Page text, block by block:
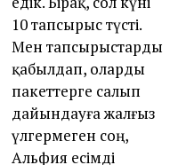
10 тапсырыс түсті.
Мен тапсырыстарды
қабылдап, оларды
пакеттерге салып
дайындауға жалғыз
үлгермеген соң,
Альфия есімді